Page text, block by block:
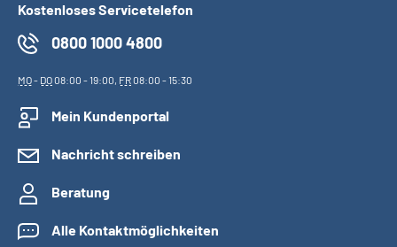
Kostenloses Servicetelefon
0800 1000 4800
MO- DO08:00 - 19:00, FR08:00 - 15:30
Mein Kundenportal
Nachricht schreiben
Beratung
Alle Kontaktmöglichkeiten